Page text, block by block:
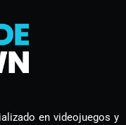
en videojuegos y